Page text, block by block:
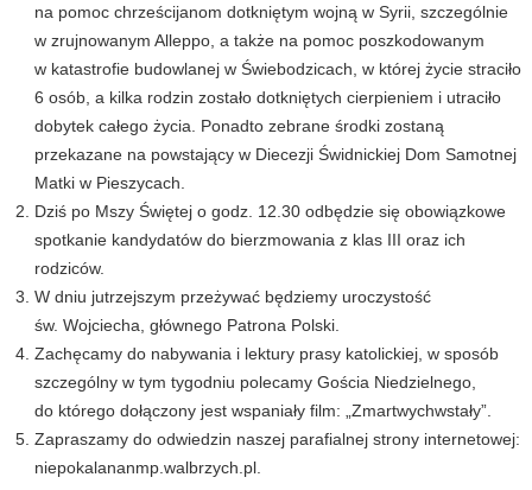
na pomoc chrześcijanom dotkniętym wojną w Syrii, szczególnie
w zrujnowanym Alleppo, a także na pomoc poszkodowanym
w katastrofie budowlanej w Świebodzicach, w której życie straciło
6 osób, a kilka rodzin zostało dotkniętych cierpieniem i utraciło
dobytek całego życia. Ponadto zebrane środki zostaną
przekazane na powstający w Diecezji Świdnickiej Dom Samotnej
Matki w Pieszycach.
Dziś po Mszy Świętej o godz. 12.30 odbędzie się obowiązkowe
spotkanie kandydatów do bierzmowania z klas III oraz ich
rodziców.
W dniu jutrzejszym przeżywać będziemy uroczystość
św. Wojciecha, głównego Patrona Polski.
Zachęcamy do nabywania i lektury prasy katolickiej, w sposób
szczególny w tym tygodniu polecamy Gościa Niedzielnego,
do którego dołączony jest wspaniały film: „Zmartwychwstały”.
Zapraszamy do odwiedzin naszej parafialnej strony internetowej:
niepokalananmp.walbrzych.pl.